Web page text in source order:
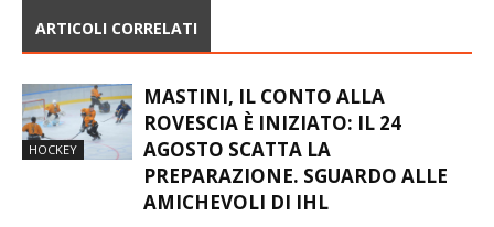
ARTICOLI CORRELATI
HOCKEY
MASTINI, IL CONTO ALLA
ROVESCIA È INIZIATO: IL 24
AGOSTO SCATTA LA
PREPARAZIONE. SGUARDO ALLE
AMICHEVOLI DI IHL